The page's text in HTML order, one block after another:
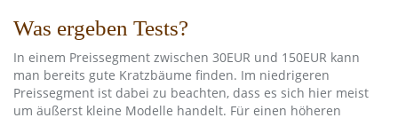
Was ergeben Tests?
In einem Preissegment zwischen 30EUR und 150EUR kann
man bereits gute Kratzbäume finden. Im niedrigeren
Preissegment ist dabei zu beachten, dass es sich hier meist
um äußerst kleine Modelle handelt. Für einen höheren